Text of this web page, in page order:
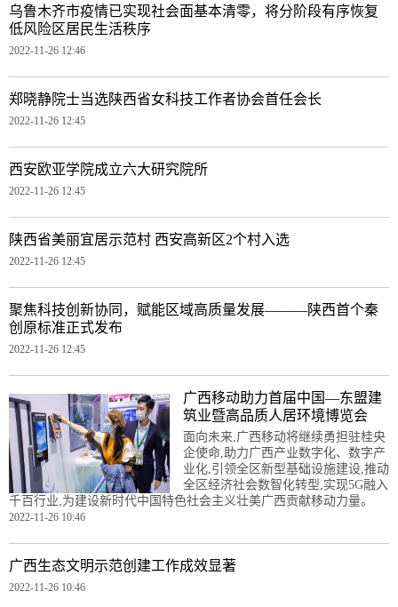
乌鲁木齐市疫情已实现社会面基本清零，将分阶段有序恢复
低风险区居民生活秩序
2022-11-26 12:46
郑晓静院士当选陕西省女科技工作者协会首任会长
2022-11-26 12:45
西安欧亚学院成立六大研究院所
2022-11-26 12:45
陕西省美丽宜居示范村 西安高新区2个村入选
2022-11-26 12:45
聚焦科技创新协同，赋能区域高质量发展———陕西首个秦
创原标准正式发布
2022-11-26 12:45
广西移动助力首届中国—东盟建
筑业暨高品质人居环境博览会
面向未来,广西移动将继续勇担驻桂央
企使命,助力广西产业数字化、数字产
业化,引领全区新型基础设施建设,推动
全区经济社会数智化转型,实现5G融入
千百行业,为建设新时代中国特色社会主义壮美广西贡献移动力量。
2022-11-26 10:46
广西生态文明示范创建工作成效显著
2022-11-26 10:46